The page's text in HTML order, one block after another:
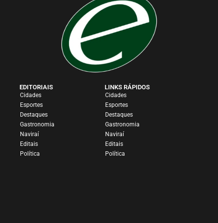
EDITORIAIS
Cidades
Esportes
Destaques
Gastronomia
Naviraí
Editais
Política
LINKS RÁPIDOS
Cidades
Esportes
Destaques
Gastronomia
Naviraí
Editais
Política